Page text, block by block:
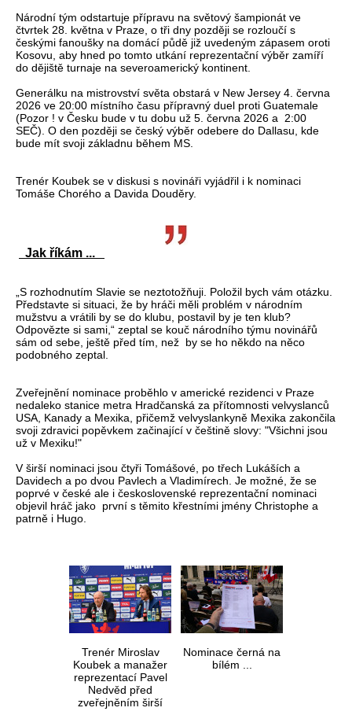
Národní tým odstartuje přípravu na světový šampionát ve
čtvrtek 28. května v Praze, o tři dny později se rozloučí s
českými fanoušky na domácí půdě již uvedeným zápasem oroti
Kosovu, aby hned po tomto utkání reprezentační výběr zamíří
do dějiště turnaje na severoamerický kontinent.
Generálku na mistrovství světa obstará v New Jersey 4. června
2026 ve 20:00 místního času přípravný duel proti Guatemale
(Pozor ! v Česku bude v tu dobu už 5. června 2026 a 2:00
SEČ). O den později se český výběr odebere do Dallasu, kde
bude mít svoji základnu během MS.
Trenér Koubek se v diskusi s novináři vyjádřil i k nominaci
Tomáše Chorého a Davida Douděry.
Jak říkám ...
„S rozhodnutím Slavie se neztotožňuji. Položil bych vám otázku.
Představte si situaci, že by hráči měli problém v národním
mužstvu a vrátili by se do klubu, postavil by je ten klub?
Odpovězte si sami,“ zeptal se kouč národního týmu novinářů
sám od sebe, ještě před tím, než by se ho někdo na něco
podobného zeptal.
Zveřejnění nominace proběhlo v americké rezidenci v Praze
nedaleko stanice metra Hradčanská za přítomnosti velvyslanců
USA, Kanady a Mexika, přičemž velvyslankyně Mexika zakončila
svoji zdravici popěvkem začinající v češtině slovy: "Všichni jsou
už v Mexiku!"
V širší nominaci jsou čtyři Tomášové, po třech Lukáších a
Davidech a po dvou Pavlech a Vladimírech. Je možné, že se
poprvé v české ale i československé reprezentační nominaci
objevil hráč jako první s těmito křestními jmény Christophe a
patrně i Hugo.
Trenér Miroslav
Koubek a manažer
reprezentací Pavel
Nedvěd před
zveřejněním širší
Nominace černá na
bílém ...